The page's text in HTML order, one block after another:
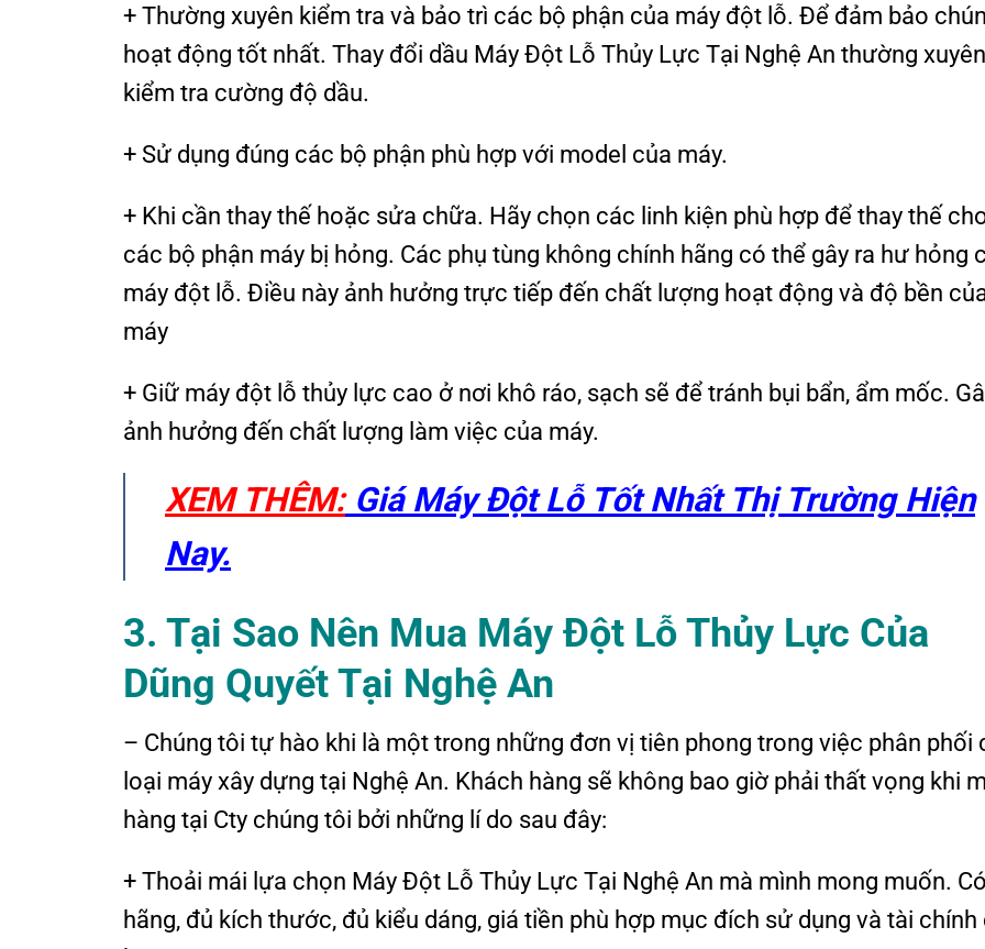
+ Thường xuyên kiểm tra và bảo trì các bộ phận của máy đột lỗ. Để đảm bảo
hoạt động tốt nhất. Thay đổi dầu Máy Đột Lỗ Thủy Lực Tại Nghệ An thường
kiểm tra cường độ dầu.
+ Sử dụng đúng các bộ phận phù hợp với model của máy.
+ Khi cần thay thế hoặc sửa chữa. Hãy chọn các linh kiện phù hợp để thay thế
các bộ phận máy bị hỏng. Các phụ tùng không chính hãng có thể gây ra hư hỏng
máy đột lỗ. Điều này ảnh hưởng trực tiếp đến chất lượng hoạt động và độ bền
máy
+ Giữ máy đột lỗ thủy lực cao ở nơi khô ráo, sạch sẽ để tránh bụi bẩn, ẩm mốc.
ảnh hưởng đến chất lượng làm việc của máy.
XEM THÊM:Giá Máy Đột Lỗ Tốt Nhất Thị Trường Hiện
Nay.
3. Tại Sao Nên Mua Máy Đột Lỗ Thủy Lực Của
Dũng Quyết Tại Nghệ An
– Chúng tôi tự hào khi là một trong những đơn vị tiên phong trong việc phân phối
loại máy xây dựng tại Nghệ An. Khách hàng sẽ không bao giờ phải thất vọng khi
hàng tại Cty chúng tôi bởi những lí do sau đây:
+ Thoải mái lựa chọn Máy Đột Lỗ Thủy Lực Tại Nghệ An mà mình mong muốn.
hãng, đủ kích thước, đủ kiểu dáng, giá tiền phù hợp mục đích sử dụng và tài chính